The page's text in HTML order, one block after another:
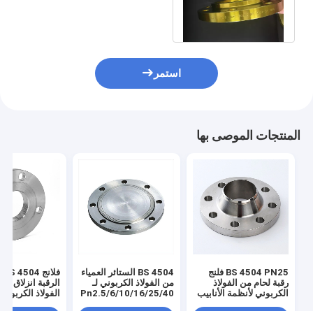
استمر
المنتجات الموصى بها
BS 4504 PN25 فلنج
رقبة لحام من الفولاذ
الكربوني لأنظمة الأنابيب
BS 4504 الستائر العمياء
من الفولاذ الكربوني لـ
Pn2.5/6/10/16/25/40
الرقبة انزلاق
الفولاذ الكربوني